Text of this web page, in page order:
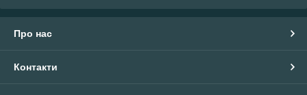
Про нас
Контакти